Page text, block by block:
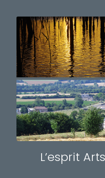
L’esprit